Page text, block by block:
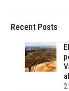
Recent Posts